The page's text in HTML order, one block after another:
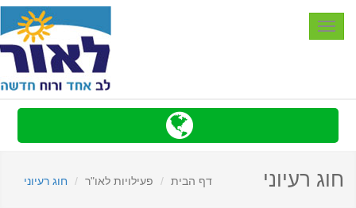
Toggle
navigation
חוג רעיוני דף הבית פעילויות לאו"ר חוג רעיוני